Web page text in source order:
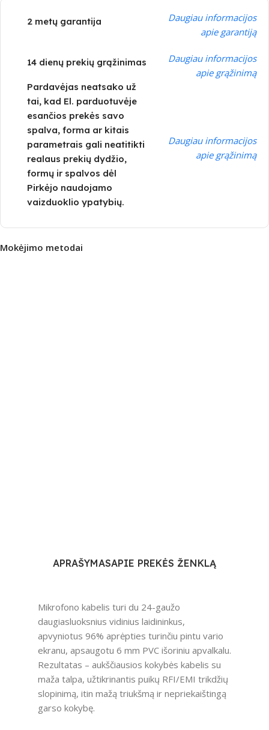
2 metų garantija
Daugiau informacijos
apie garantiją
14 dienų prekių grąžinimas
Daugiau informacijos
apie grąžinimą
Pardavėjas neatsako už
tai, kad El. parduotuvėje
esančios prekės savo
spalva, forma ar kitais
parametrais gali neatitikti
realaus prekių dydžio,
formų ir spalvos dėl
Pirkėjo naudojamo
vaizduoklio ypatybių.
Daugiau informacijos
apie grąžinimą
Mokėjimo metodai
APRAŠYMASAPIE PREKĖS ŽENKLĄ
Mikrofono kabelis turi du 24-gaužo
daugiasluoksnius vidinius laidininkus,
apvyniotus 96% aprėpties turinčiu pintu vario
ekranu, apsaugotu 6 mm PVC išoriniu apvalkalu.
Rezultatas – aukščiausios kokybės kabelis su
maža talpa, užtikrinantis puikų RFI/EMI trikdžių
slopinimą, itin mažą triukšmą ir nepriekaištingą
garso kokybę.